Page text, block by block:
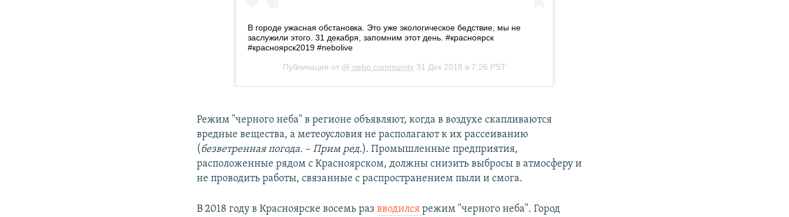
Режим "черного неба" в регионе объявляют, когда в воздухе скапливаются
вредные вещества, а метеоусловия не располагают к их рассеиванию
( безветренная погода. –​Прим ред.). Промышленные предприятия,
расположенные рядом с Красноярском, должны снизить выбросы в атмосферу и
не проводить работы, связанные с распространением пыли и смога.
В 2018 году в Красноярске восемь развводилсярежим "черного неба". Город